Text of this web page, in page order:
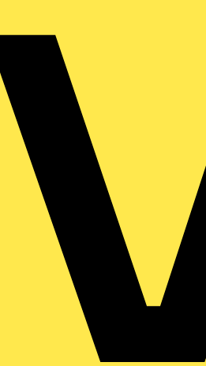
Zugang zu Branchennews,
und Tools – alles auf einer